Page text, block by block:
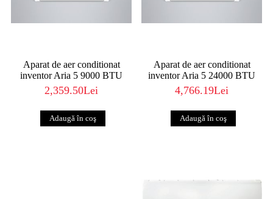
Aparat de aer conditionat
inventor Aria 5 9000 BTU
2,359.50Lei
Aparat de aer conditionat
inventor Aria 5 24000 BTU
4,766.19Lei